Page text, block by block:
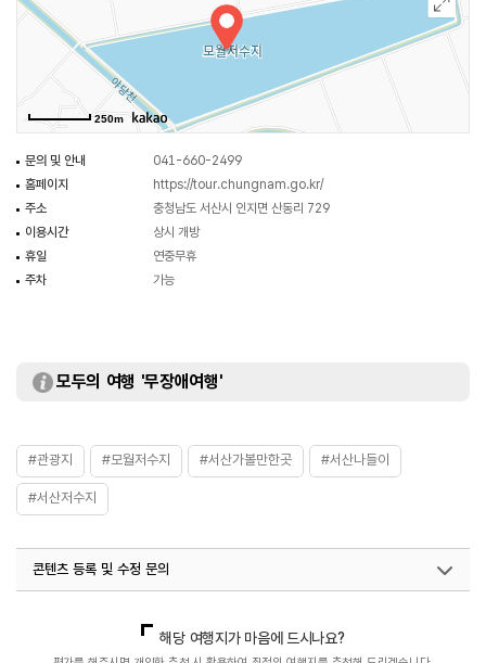
250m
문의 및 안내
041-660-2499
홈페이지
https://tour.chungnam.go.kr/
주소
충청남도 서산시 인지면 산동리 729
이용시간
상시 개방
휴일
연중무휴
주차
가능
모두의 여행 '무장애여행'
#관광지 #모월저수지 #서산가볼만한곳 #서산나들이
#서산저수지
콘텐츠 등록 및 수정 문의
해당 여행지가 마음에 드시나요?